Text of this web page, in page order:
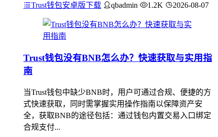
Trust钱包安卓版下载 qbadmin 1.2K 2026-08-07
Trust钱包没有BNB怎么办？快速获取与实用指
南
当Trust钱包中缺少BNB时，用户可通过合规、便捷的方
式快速获取，同时需掌握实用操作指南以保障资产安
全，获取BNB的途径包括：通过钱包内置交易入口绑定
合规支付...